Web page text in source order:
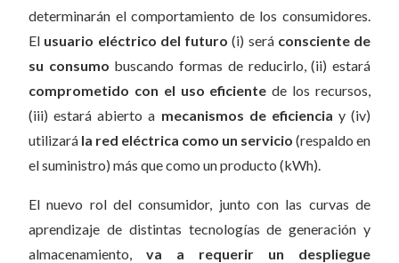
determinarán el comportamiento de los consumidores.
El usuario eléctrico del futuro (i) será consciente de
su consumo buscando formas de reducirlo, (ii) estará
comprometido con el uso eficiente de los recursos,
(iii) estará abierto a mecanismos de eficiencia y (iv)
utilizará la red eléctrica como un servicio (respaldo en
el suministro) más que como un producto (kWh).
El nuevo rol del consumidor, junto con las curvas de
aprendizaje de distintas tecnologías de generación y
almacenamiento, va a requerir un despliegue